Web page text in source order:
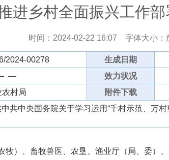
进乡村全面振兴工作
时间：2024-02-22 16:07 字体大小：
2024-00278 生成日期
— 效力状况
农村局 附件下载
共中央国务院关于学习运用“千村示范、万
、畜牧兽医、农垦、渔业厅（局、委）、